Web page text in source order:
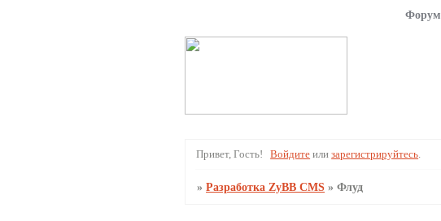
Форум
Привет, Гость! Войдите илизарегистрируйтесь
»Разработка ZyBB CMS »Флуд